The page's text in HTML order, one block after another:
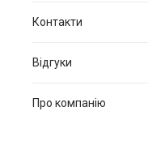
Контакти
Відгуки
Про компанію